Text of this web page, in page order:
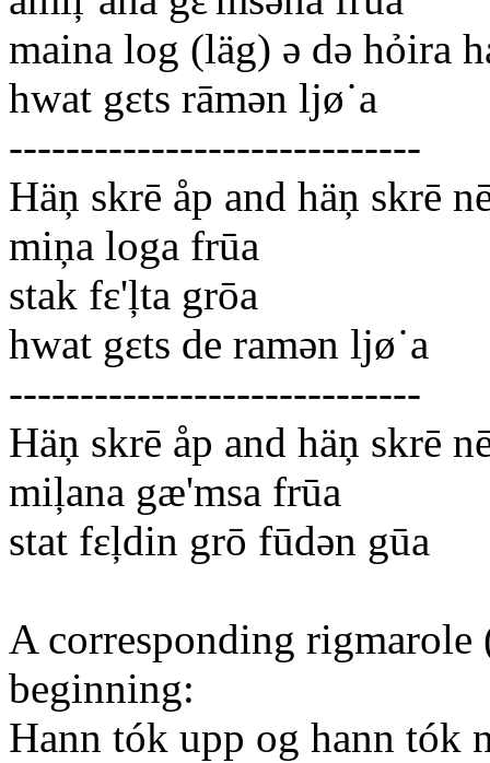
maina log (läg) ə də hỏira
hwat gεts rāmən ljø˙a
-----------------------------
Häņ skrē åp and häņ skrē
miņa loga frūa
stak fε'ļta grōa
hwat gεts de ramən ljø˙a
-----------------------------
Häņ skrē åp and häņ skrē
miļana gæ'msa frūa
stat fεļdin grō fūdən gūa
A corresponding
beginning:
Hann tók upp og hann tók